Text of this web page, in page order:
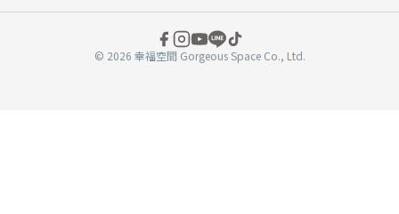
© 2026 幸福空間 Gorgeous Space Co., Ltd.